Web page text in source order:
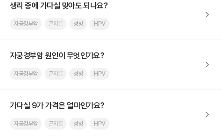
생리 중에 가다실 맞아도 되나요?
자궁경부암 곤지름 성병 HPV
자궁경부암 원인이 무엇인가요?
자궁경부암 곤지름 성병 HPV
가다실 9가 가격은 얼마인가요?
자궁경부암 곤지름 성병 HPV